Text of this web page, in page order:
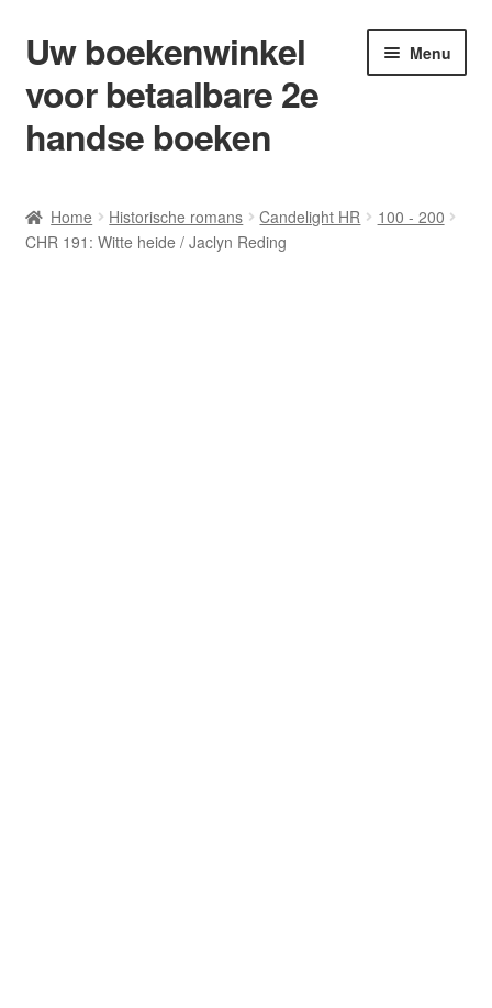
Ga
door
naar
navigatie
Ga
naar
de
inhoud
Uw boekenwinkel
voor betaalbare 2e
handse boeken
Menu
Afrekenen
Home Historische romans Candelight HR
100 - 200
CHR 191: Witte heide / Jaclyn Reding